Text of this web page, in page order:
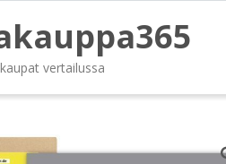
vertailussa